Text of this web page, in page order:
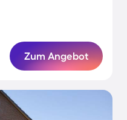
Zum Angebot